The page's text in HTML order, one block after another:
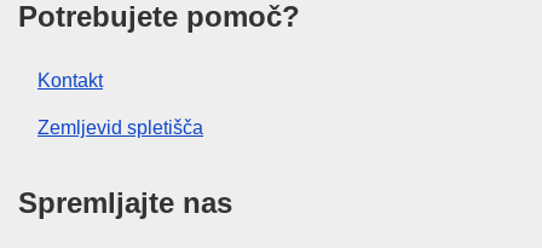
Potrebujete pomoč?
Kontakt
Zemljevid spletišča
Spremljajte nas